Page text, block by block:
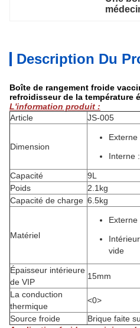
Description Du
Boîte de rangement froide
refroidisseur de la température
L'information produit :
Article
JS-005
Dimension
Interne
Capacité
9L
Poids
2.1kg
Capacité de charge 6.5kg
Matériel
Externe
vide
Épaisseur intérieure
de VIP
15mm
La conduction
thermique
<0>
Source froide
Brique faite